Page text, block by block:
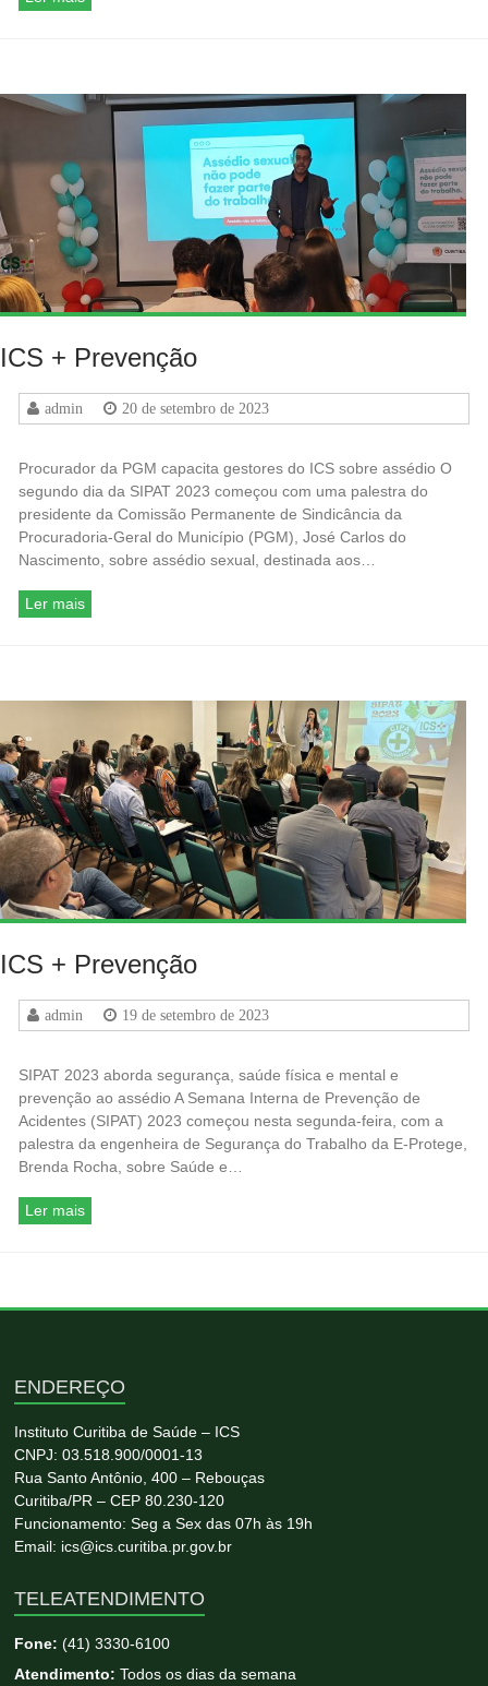
ICS + Prevenção
admin 20 de setembro de 2023
Procurador da PGM capacita gestores do ICS sobre assédio O
segundo dia da SIPAT 2023 começou com uma palestra do
presidente da Comissão Permanente de Sindicância da
Procuradoria-Geral do Município (PGM), José Carlos do
Nascimento, sobre assédio sexual, destinada aos…
Ler mais
ICS + Prevenção
admin 19 de setembro de 2023
SIPAT 2023 aborda segurança, saúde física e mental e
prevenção ao assédio A Semana Interna de Prevenção de
Acidentes (SIPAT) 2023 começou nesta segunda-feira, com a
palestra da engenheira de Segurança do Trabalho da E-Protege,
Brenda Rocha, sobre Saúde e…
Ler mais
ENDEREÇO
Instituto Curitiba de Saúde – ICS
CNPJ: 03.518.900/0001-13
Rua Santo Antônio, 400 – Rebouças
Curitiba/PR – CEP 80.230-120
Funcionamento: Seg a Sex das 07h às 19h
Email: ics@ics.curitiba.pr.gov.br
TELEATENDIMENTO
Fone:(41) 3330-6100
Atendimento: Todos os dias da semana